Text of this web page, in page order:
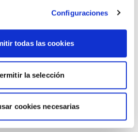
Configuraciones
todas las cookies
la selección
cookies necesarias